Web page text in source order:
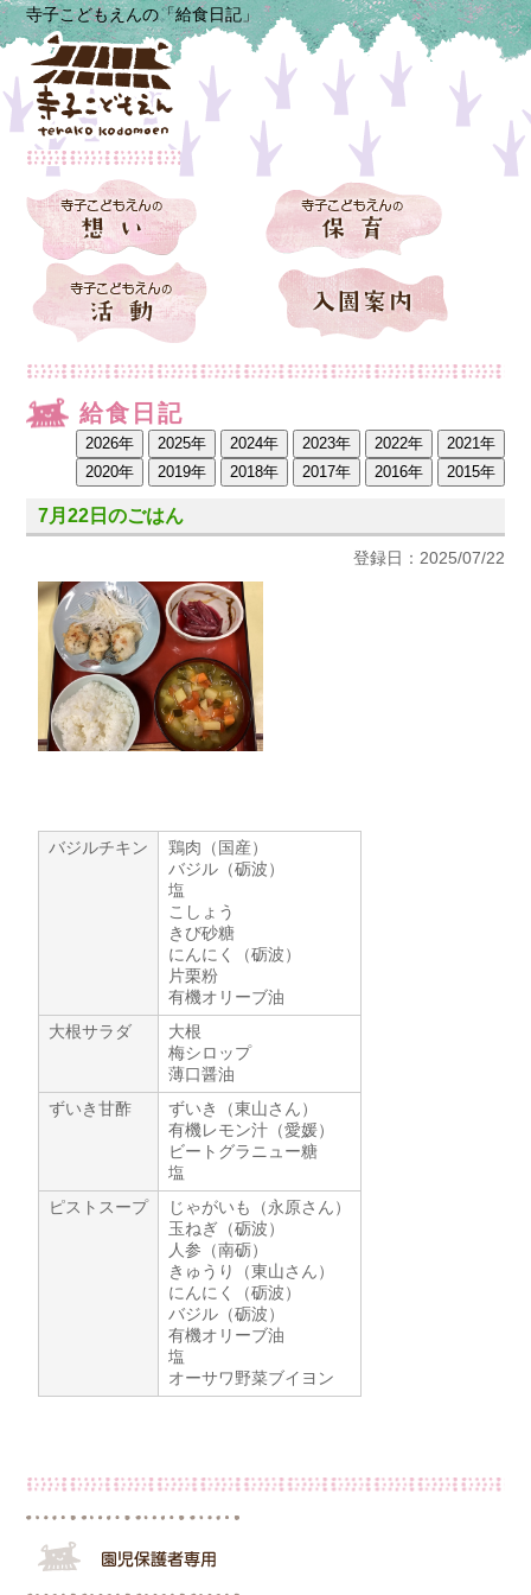
寺子こどもえんの「給食日記」
給食日記
7月22日のごはん
登録日：2025/07/22
バジルチキン
鶏肉（国産）
バジル（砺波）
塩
こしょう
きび砂糖
にんにく（砺波）
片栗粉
有機オリーブ油
大根サラダ
大根
梅シロップ
薄口醤油
ずいき甘酢
ずいき（東山さん）
有機レモン汁（愛媛）
ビートグラニュー糖
塩
ピストスープ
じゃがいも（永原さん）
玉ねぎ（砺波）
人参（南砺）
きゅうり（東山さん）
にんにく（砺波）
バジル（砺波）
有機オリーブ油
塩
オーサワ野菜ブイヨン